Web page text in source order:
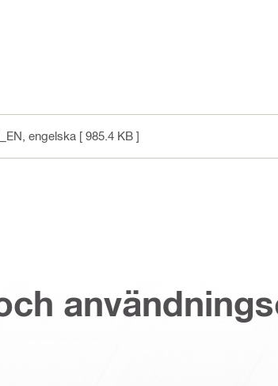
, engelska [ 985.4 KB ]